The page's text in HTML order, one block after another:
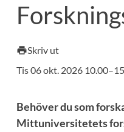
Kursplaner Välkomstbrev
printSkriv ut
Tis 06 okt. 2026
Behöver du som
Mittuniversitetets